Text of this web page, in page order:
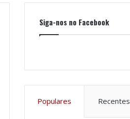
Siga-nos no Facebook
Populares Recentes